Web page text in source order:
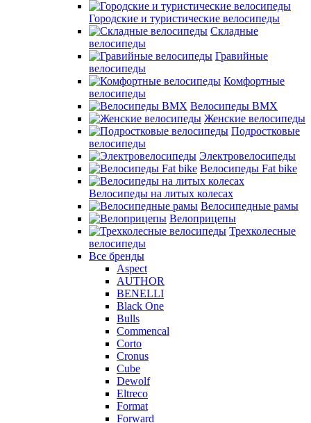
Городские и туристические велосипеды
Складные
велосипеды
Гравийные
велосипеды
Комфортные
велосипеды
Велосипеды BMX
Женские велосипеды
Подростковые
велосипеды
Электровелосипеды
Велосипеды Fat bike
Велосипеды на литых колесах
Велосипедные рамы
Велоприцепы
Трехколесные
велосипеды
Все бренды
Aspect
AUTHOR
BENELLI
Black One
Bulls
Commencal
Corto
Cronus
Cube
Dewolf
Eltreco
Format
Forward